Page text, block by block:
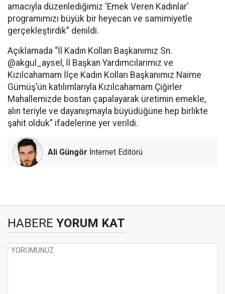
amacıyla düzenlediğimiz ‘Emek Veren Kadınlar’
programımızı büyük bir heyecan ve samimiyetle
gerçekleştirdik” denildi.
Açıklamada “İl Kadın Kolları Başkanımız Sn.
@akgul_aysel, İl Başkan Yardımcılarımız ve
Kızılcahamam İlçe Kadın Kolları Başkanımız Naime
Gümüş’ün katılımlarıyla Kızılcahamam Çiğirler
Mahallemizde bostan çapalayarak üretimin emekle,
alın teriyle ve dayanışmayla büyüdüğüne hep birlikte
şahit olduk” ifadelerine yer verildi.
Ali Güngör İnternet Editörü
HABERE YORUM KAT